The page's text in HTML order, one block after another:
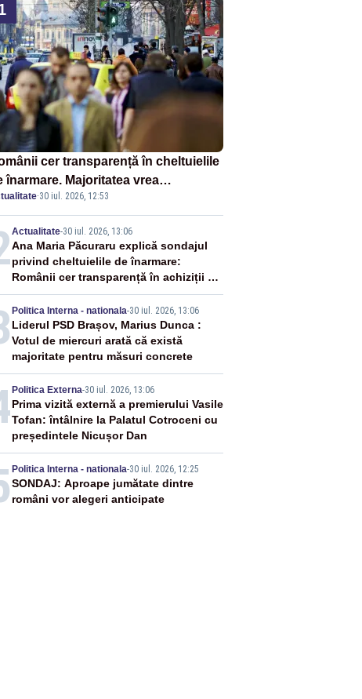
cer transparență în cheltuielile
înarmare. Majoritatea vrea
reală și industrie locală –
·30 iul. 2026, 12:53
Actualitate-30 iul. 2026, 13:06
Ana Maria Păcuraru explică sondajul
privind cheltuielile de înarmare:
Românii cer transparență în achiziții și
un echilibru între partenerii externi
Politica Interna - nationala-30 iul. 2026, 13:06
Liderul PSD Brașov, Marius Dunca :
Votul de miercuri arată că există
majoritate pentru măsuri concrete
Politica Externa-30 iul. 2026, 13:06
Prima vizită externă a premierului Vasile
Tofan: întâlnire la Palatul Cotroceni cu
președintele Nicușor Dan
Politica Interna - nationala-30 iul. 2026, 12:25
SONDAJ: Aproape jumătate dintre
români vor alegeri anticipate